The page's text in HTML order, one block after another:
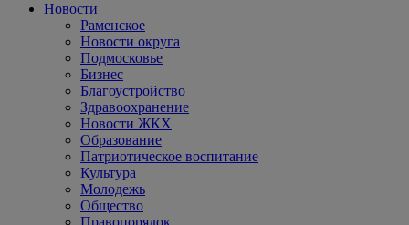
Новости
Раменское
Новости округа
Подмосковье
Бизнес
Благоустройство
Здравоохранение
Новости ЖКХ
Образование
Патриотическое воспитание
Культура
Молодежь
Общество
Правопорядок